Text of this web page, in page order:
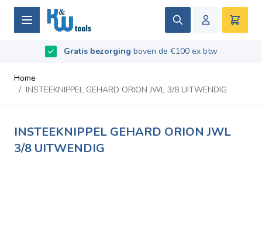
Ga naar de inhoud
Zoek
B2B / Grotere aantallen bestellen?
vraag naar de
voorwaarden
Beoordeeld met9.5/10- Gebaseerd op 669 recensies
Home
/ INSTEEKNIPPEL GEHARD ORION JWL 3/8 UITWENDIG
INSTEEKNIPPEL GEHARD ORION JWL
3/8 UITWENDIG